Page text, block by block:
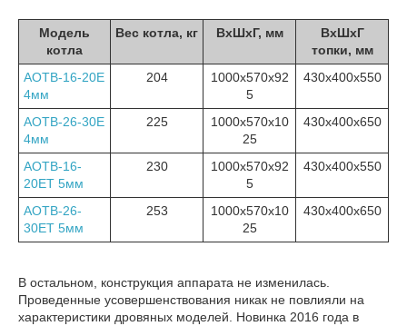
Модель
котла
Вес котла, кг ВхШхГ, мм
ВхШхГ
топки, мм
АОТВ-16-20Е
4мм
204
1000х570х92
5
430х400х550
АОТВ-26-30Е
4мм
225
1000х570х10
25
430х400х650
АОТВ-16-
20ЕТ 5мм
230
1000х570х92
5
430х400х550
АОТВ-26-
30ЕТ 5мм
253
1000х570х10
25
430х400х650
В остальном, конструкция аппарата не изменилась.
Проведенные усовершенствования никак не повлияли на
характеристики дровяных моделей. Новинка 2016 года в